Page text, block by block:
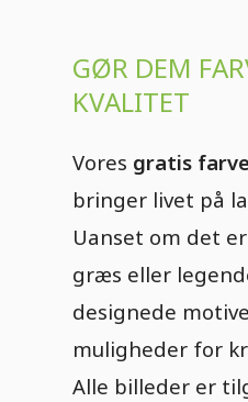
GØR DEM
KVALITET
Vores gratis
bringer livet på
Uanset om det
græs eller
designede
muligheder for
Alle billeder er